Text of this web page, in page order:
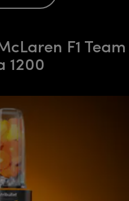
F1 Team
1200